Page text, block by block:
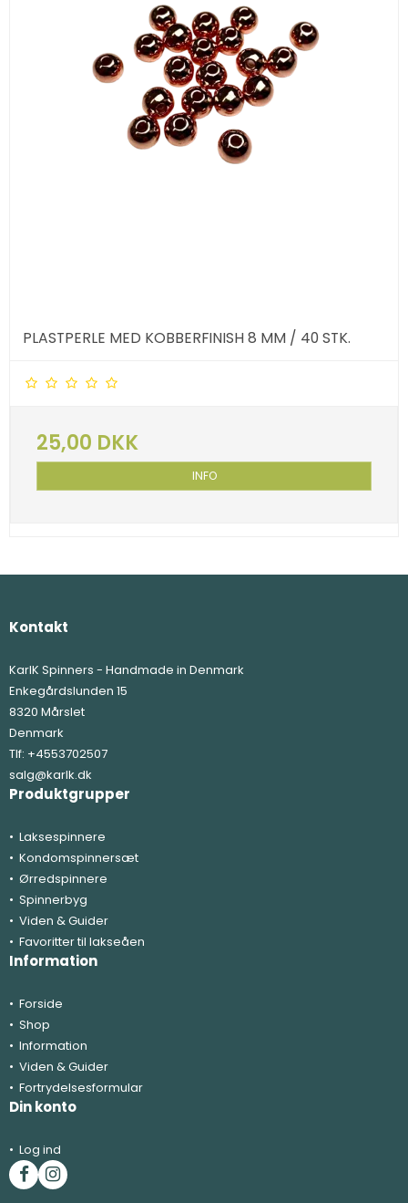
PLASTPERLE MED KOBBERFINISH 8 MM / 40 STK.
25,00 DKK
INFO
Kontakt
KarlK Spinners - Handmade in Denmark
Enkegårdslunden 15
8320 Mårslet
Denmark
Tlf: +4553702507
salg@karlk.dk
Produktgrupper
Laksespinnere
Kondomspinnersæt
Ørredspinnere
Spinnerbyg
Viden & Guider
Favoritter til lakseåen
Information
Forside
Shop
Information
Viden & Guider
Fortrydelsesformular
Din konto
Log ind